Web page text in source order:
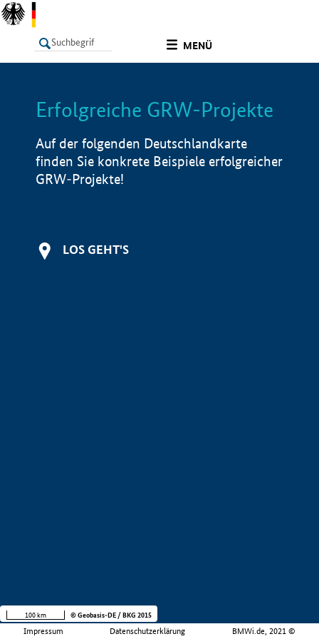
MENÜ
LISTE Info
Erfolgreiche GRW-Projekte
Auf der folgenden Deutschlandkarte
finden Sie konkrete Beispiele erfolgreicher
GRW-Projekte!
LOS GEHT'S
Impressum Datenschutzerklärung BMWi.de, 2021 ©
100 km © Geobasis-DE / BKG 2015